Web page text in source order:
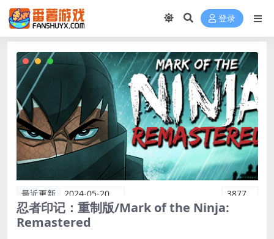
登录
最近更新 2024-05-20 3877
忍者印记：重制版/Mark of the Ninja:
Remastered